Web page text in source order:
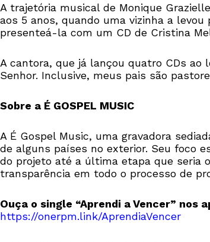
A trajetória musical de Monique
aos 5 anos, quando uma vizinha a
presenteá-la com um CD de Cristina
A cantora, que já lançou quatro CDs ao
Senhor. Inclusive, meus pais são
Sobre a É GOSPEL MUSIC
A É Gospel Music, uma gravadora
de alguns países no exterior. Seu foco
do projeto até a última etapa que seria
transparência em todo o processo de
Ouça o single “Aprendi a Vencer” nos
https://onerpm.link/AprendiaVencer